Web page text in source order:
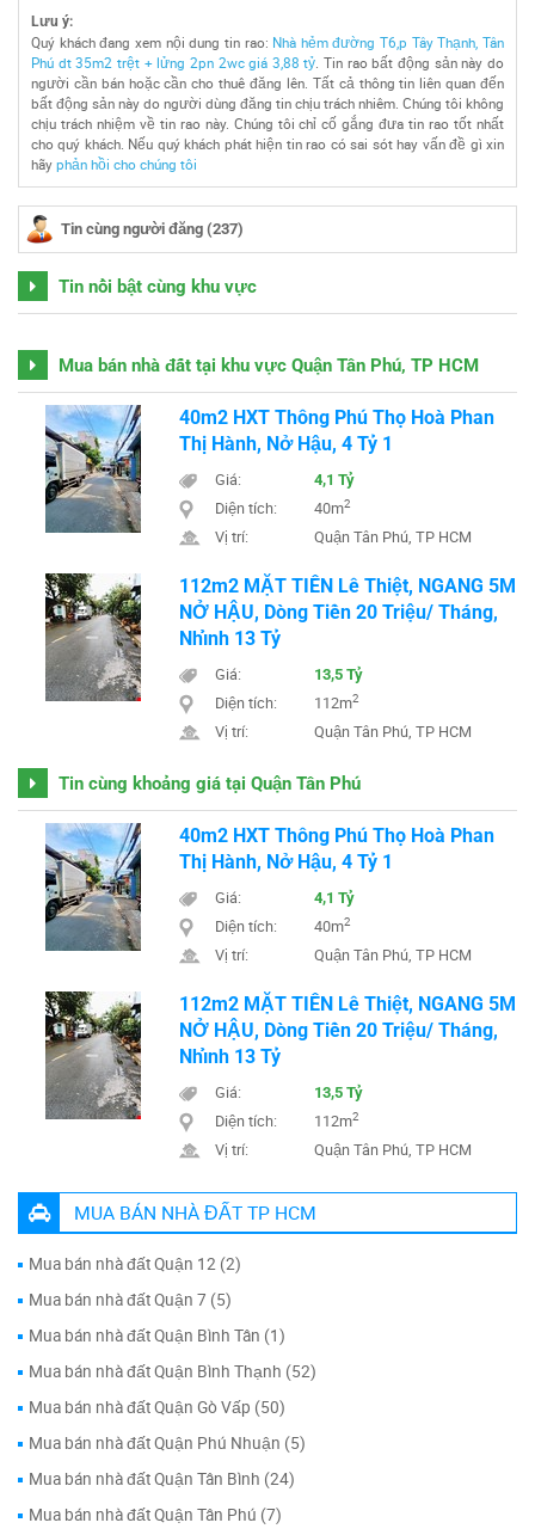
Lưu ý:
Quý khách đang xem nội dung tin rao: Nhà hẻm đường T6,p Tây Thạnh, Tân
Phú dt 35m2 trệt + lửng 2pn 2wc giá 3,88 tỷ. Tin rao bất động sản này do
người cần bán hoặc cần cho thuê đăng lên. Tất cả thông tin liên quan đến
bất động sản này do người dùng đăng tin chịu trách nhiêm. Chúng tôi không
chịu trách nhiệm về tin rao này. Chúng tôi chỉ cố gắng đưa tin rao tốt nhất
cho quý khách. Nếu quý khách phát hiện tin rao có sai sót hay vấn đề gì xin
hãy phản hồi cho chúng tôi
Tin cùng người đăng (237)
Tin nổi bật cùng khu vực
Mua bán nhà đất tại khu vực Quận Tân Phú, TP HCM
40m2 HXT Thông Phú Thọ Hoà Phan
Thị Hành, Nở Hậu, 4 Tỷ 1
Giá: 4,1 Tỷ
Diện tích: 40m2
Vị trí: Quận Tân Phú, TP HCM
112m2 MẶT TIỀN Lê Thiệt, NGANG 5M
NỞ HẬU, Dòng Tiền 20 Triệu/ Tháng,
Nhỉnh 13 Tỷ
Giá: 13,5 Tỷ
Diện tích: 112m2
Vị trí: Quận Tân Phú, TP HCM
Tin cùng khoảng giá tại Quận Tân Phú
40m2 HXT Thông Phú Thọ Hoà Phan
Thị Hành, Nở Hậu, 4 Tỷ 1
Giá: 4,1 Tỷ
Diện tích: 40m2
Vị trí: Quận Tân Phú, TP HCM
112m2 MẶT TIỀN Lê Thiệt, NGANG 5M
NỞ HẬU, Dòng Tiền 20 Triệu/ Tháng,
Nhỉnh 13 Tỷ
Giá: 13,5 Tỷ
Diện tích: 112m2
Vị trí: Quận Tân Phú, TP HCM
MUA BÁN NHÀ ĐẤT TP HCM
Mua bán nhà đất Quận 12 (2)
Mua bán nhà đất Quận 7 (5)
Mua bán nhà đất Quận Bình Tân (1)
Mua bán nhà đất Quận Bình Thạnh (52)
Mua bán nhà đất Quận Gò Vấp (50)
Mua bán nhà đất Quận Phú Nhuận (5)
Mua bán nhà đất Quận Tân Bình (24)
Mua bán nhà đất Quận Tân Phú (7)